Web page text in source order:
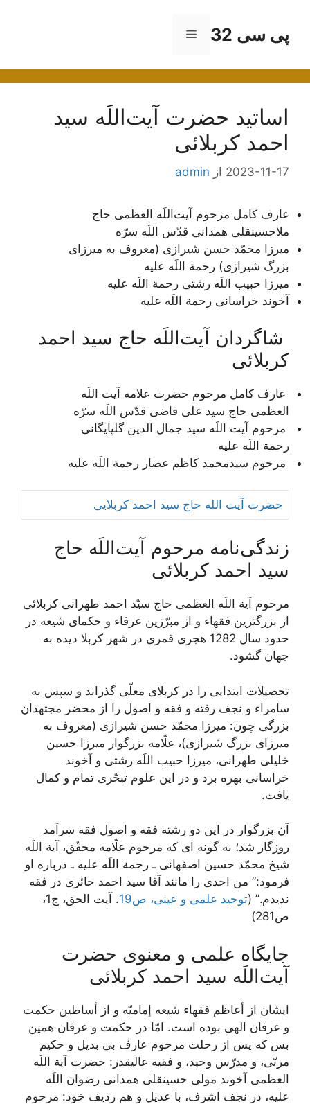
محتواپی سی 32 فهرست
اساتید حضرت آیت‌اللَه سید
احمد کربلائی
2023-11-17 از admin
عارف کامل مرحوم آیت‌اللَه العظمی حاج
ملاحسینقلی همدانی قدّس اللَه سرّه
ميرزا محمّد حسن شيرازى (معروف به ميرزاى
بزرگ شیرازی) رحمة اللَه علیه
ميرزا حبيب اللَه رشتى رحمة اللَه علیه
آخوند خراسانى رحمة اللَه علیه
شاگردان آیت‌اللَه حاج سید احمد
کربلائی
عارف کامل مرحوم حضرت علامه آیت اللَه
العظمی حاج سید علی قاضی قدّس اللَه سرّه
مرحوم آیت اللَه سید جمال الدین گلپایگانی
رحمة اللَه علیه
مرحوم سیدمحمد کاظم عصار رحمة اللَه علیه
حضرت آیت الله حاج سید احمد کربلایی
زندگی‌نامه مرحوم آیت‌اللَه حاج
سید احمد کربلائی
مرحوم آية اللَه العظمی حاج سيّد احمد طهرانى كربلائى‏
از بزرگترین فقهاء و از مبرّزين عرفاء و حكماى شیعه در
حدود سال 1282 هجری قمری در شهر کربلا دیده به
جهان گشود.
تحصیلات ابتدایی را در کربلای معلّی گذراند و سپس به
سامراء و نجف رفته و فقه و اصول را از محضر مجتهدان
بزرگى چون: ميرزا محمّد حسن شيرازى (معروف به
ميرزاى بزرگ شیرازی)، علّامه بزرگوار ميرزا حسين
خليلى طهرانى، ميرزا حبيب اللَه رشتى و آخوند
خراسانى بهره برد و در اين علوم تبحّرى تمام و كمال
يافت.
آن بزرگوار در اين دو رشته فقه و اصول فقه سرآمد
روزگار شد؛ به‏ گونه‏ اى كه مرحوم علّامه محقّق، آية اللَه
شيخ محمّد حسين اصفهانى ـ رحمة اللَه عليه ـ درباره او
فرمود:” من احدى را مانند آقا سيد احمد حائرى در فقه
نديدم.” (توحید علمی و عینی، ص19
. آیت الحق، ج1،
ص281)
جایگاه علمی و معنوی حضرت
آیت‌اللَه سید احمد کربلائی
ایشان از أعاظم فقهاء شيعه إماميّه و از أساطين حكمت
و عرفان الهى بوده است. امّا در حكمت و عرفان همين
بس كه پس از رحلت مرحوم عارف بى بديل و حكيم
مربّى، و مدرّس وحيد، و فقيه عاليقدر: حضرت آية اللَه
العظمى آخوند مولى حسين‏قلى همدانى رضوان اللَه
عليه، در نجف اشرف، با عديل و هم رديف خود: مرحوم